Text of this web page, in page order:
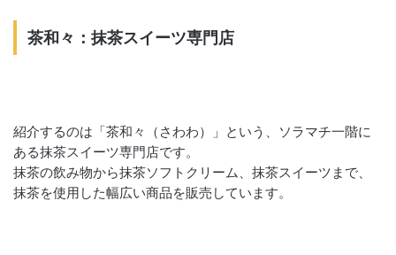
茶和々：抹茶スイーツ専門店
紹介するのは「茶和々（さわわ）」という、ソラマチ一階に
ある抹茶スイーツ専門店です。
抹茶の飲み物から抹茶ソフトクリーム、抹茶スイーツまで、
抹茶を使用した幅広い商品を販売しています。